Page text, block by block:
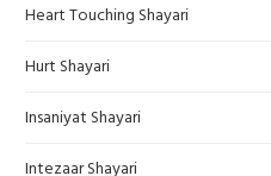
Heart Touching Shayari
Hurt Shayari
Insaniyat Shayari
Intezaar Shayari